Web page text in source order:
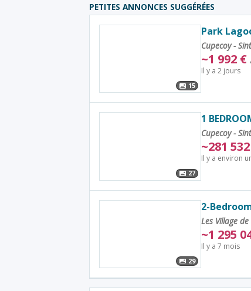
PETITES ANNONCES SUGGÉRÉES
15
Park
Cupecoy -
~1 992 €
Il y a 2 jours
27
1
Cupecoy -
~281 532
Il y a environ
29
2-
Les Village
~1 295
Il y a 7 mois